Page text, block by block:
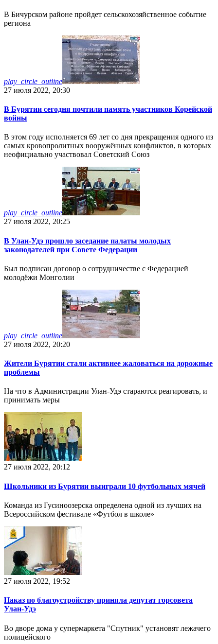
В Бичурском районе пройдет сельскохозяйственное событие
региона
play_circle_outline
27 июля 2022, 20:30
В Бурятии сегодня почтили память участников Корейской
войны
В этом году исполняется 69 лет со дня прекращения одного из
самых кровопролитных вооружённых конфликтов, в которых
неофициально участвовал Советский Союз
play_circle_outline
27 июля 2022, 20:25
В Улан-Удэ прошло заседание палаты молодых
законодателей при Совете Федерации
Был подписан договор о сотрудничестве с Федерацией
молодёжи Монголии
play_circle_outline
27 июля 2022, 20:20
Жители Бурятии стали активнее жаловаться на дорожные
проблемы
На что в Администрации Улан-Удэ стараются реагировать, и
принимать меры
27 июля 2022, 20:12
Школьники из Бурятии выиграли 10 футбольных мячей
Команда из Гусиноозерска определена одной из лучших на
Всероссийском фестивале «Футбол в школе»
27 июля 2022, 19:52
Наказ по благоустройству приняла депутат горсовета
Улан-Удэ
Во дворе дома у супермаркета "Спутник" установят лежачего
полицейского